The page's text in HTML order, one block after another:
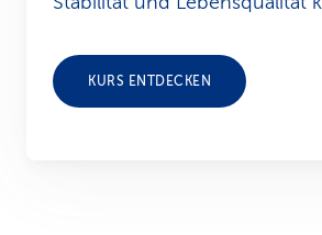
KURS ENTDECKEN